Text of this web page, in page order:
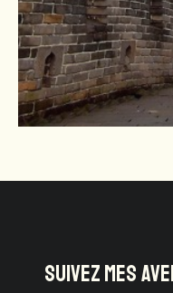
SUIVEZ MES